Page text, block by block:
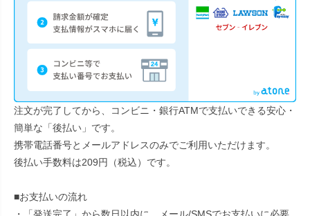
注文が完了してから、コンビニ・銀行ATMで支払いできる安心・
簡単な「後払い」です。
携帯電話番号とメールアドレスのみでご利用いただけます。
後払い手数料は209円（税込）です。
■お支払いの流れ
・「発送完了」から数日以内に、メール/SMSでお支払いに必要